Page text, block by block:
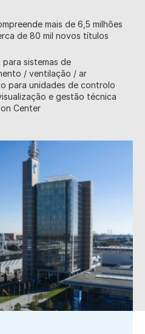
mais de 6,5 milhões
de 80 mil novos títulos
sistemas de
/ ventilação / ar
para unidades de controlo
e gestão técnica
Center